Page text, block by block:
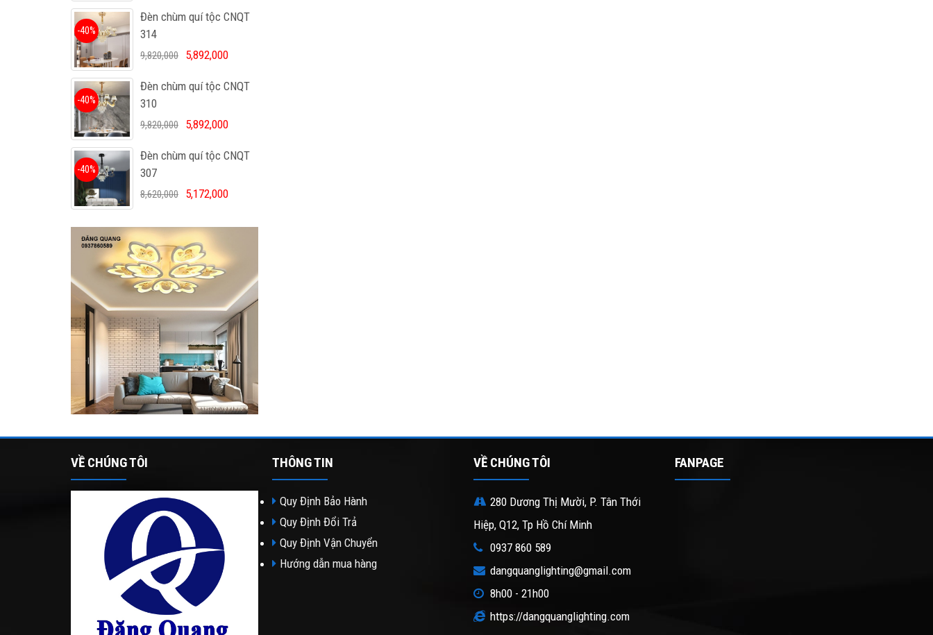
Đèn chùm quí tộc CNQT
314
-40%
9,820,000 5,892,000
Đèn chùm quí tộc CNQT
310
-40%
9,820,000 5,892,000
Đèn chùm quí tộc CNQT
307
-40%
8,620,000 5,172,000
VỀ CHÚNG TÔI THÔNG TIN
Quy Định Bảo Hành
Quy Định Đổi Trả
Quy Định Vận Chuyển
Hướng dẫn mua hàng
VỀ CHÚNG TÔI
280 Dương Thị Mười, P. Tân Thới
Hiệp, Q12, Tp Hồ Chí Minh
0937 860 589
dangquanglighting@gmail.com
8h00 - 21h00
https://dangquanglighting.com
FANPAGE